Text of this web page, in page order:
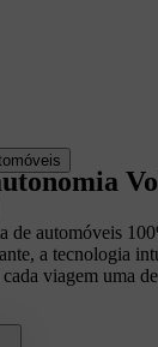
de automóveis
a tecnologia
cada viagem uma